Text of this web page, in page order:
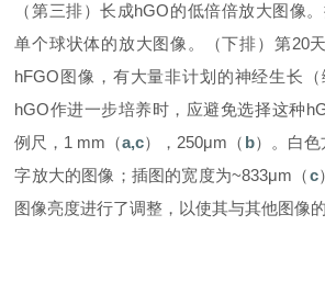
（第三排）长成hGO的低倍倍放大图像
单个球状体的放大图像。（下排）第20
hFGO图像，有大量非计划的神经生长
hGO作进一步培养时，应避免选择这种
例尺，1 mm（a,c），250μm（ b）。白色
字放大的图像；插图的宽度为~833μm（c
图像亮度进行了调整，以使其与其他图像